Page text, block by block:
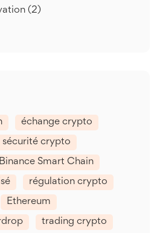
(2)
échange crypto
sécurité crypto
Binance Smart Chain
régulation crypto
Ethereum
trading crypto